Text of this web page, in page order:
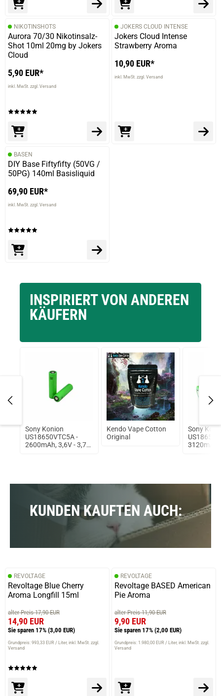
NIKOTINSHOTS
Aurora 70/30 Nikotinsalz-
Shot 10ml 20mg by Jokers
Cloud
5,90 EUR*
inkl. MwSt. zzgl. Versand
JOKERS CLOUD INTENSE
Jokers Cloud Intense
Strawberry Aroma
10,90 EUR*
inkl. MwSt. zzgl. Versand
BASEN
DIY Base Fiftyfifty (50VG /
50PG) 140ml Basisliquid
69,90 EUR*
inkl. MwSt. zzgl. Versand
INSPIRIERT VON ANDEREN
KÄUFERN
Sony Konion
US18650VTC5A -
2600mAh, 3,6V - 3,7V
Kendo Vape Cotton
Original
Sony
3120mAh,
KUNDEN KAUFTEN AUCH:
REVOLTAGE
Revoltage Blue Cherry
Aroma Longfill 15ml
alter Preis 17,90 EUR
14,90 EUR
Sie sparen 17% (3,00 EUR)
Grundpreis: 993,33 EUR / Liter inkl. MwSt. zzgl.
Versand
REVOLTAGE
Revoltage BASED American
Pie Aroma
alter Preis 11,90 EUR
9,90 EUR
Sie sparen 17% (2,00 EUR)
Grundpreis: 1.980,00 EUR / Liter inkl. MwSt. zzgl.
Versand